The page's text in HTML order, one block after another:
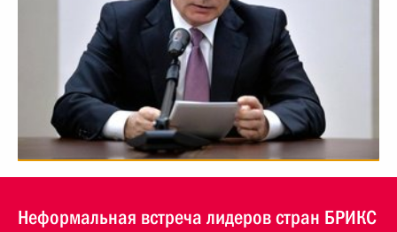
Неформальная встреча лидеров стран БРИКС